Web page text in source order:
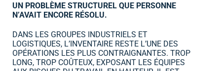
UN PROBLÈME STRUCTUREL QUE PERSONNE
N’AVAIT ENCORE RÉSOLU.
DANS LES GROUPES INDUSTRIELS ET
LOGISTIQUES, L’INVENTAIRE RESTE L’UNE DES
OPÉRATIONS LES PLUS CONTRAIGNANTES. TROP
LONG, TROP COÛTEUX, EXPOSANT LES ÉQUIPES